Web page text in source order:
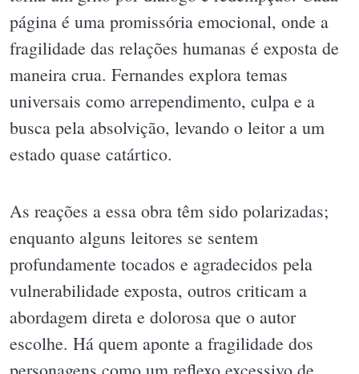
página é uma promissória emocional, onde a
fragilidade das relações humanas é exposta de
maneira crua. Fernandes explora temas
universais como arrependimento, culpa e a
busca pela absolvição, levando o leitor a um
estado quase catártico.
As reações a essa obra têm sido polarizadas;
enquanto alguns leitores se sentem
profundamente tocados e agradecidos pela
vulnerabilidade exposta, outros criticam a
abordagem direta e dolorosa que o autor
escolhe. Há quem aponte a fragilidade dos